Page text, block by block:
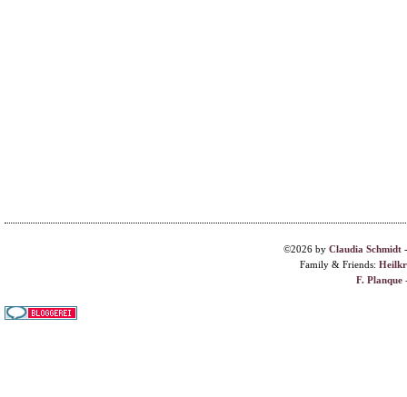
©2026 by Claudia Schmidt
Family & Friends:
F. Planque